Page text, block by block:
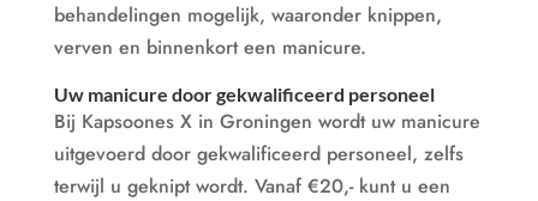
behandelingen mogelijk, waaronder knippen,
verven en binnenkort een manicure.
Uw manicure door gekwalificeerd personeel
Bij Kapsoones X in Groningen wordt uw manicure
uitgevoerd door gekwalificeerd personeel, zelfs
terwijl u geknipt wordt. Vanaf €20,- kunt u een